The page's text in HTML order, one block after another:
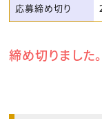
応募締め切り
締め切りました。